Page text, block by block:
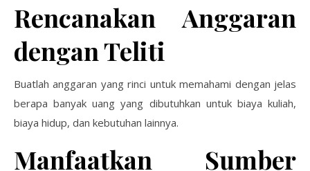
Rencanakan Anggaran
dengan Teliti
Buatlah anggaran yang rinci untuk memahami dengan jelas
berapa banyak uang yang dibutuhkan untuk biaya kuliah,
biaya hidup, dan kebutuhan lainnya.
Manfaatkan Sumber